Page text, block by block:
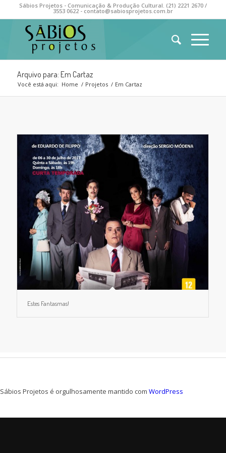
Sábios Projetos - Comunicação & Produção Cultural. (21) 2221 2670 /
3553 0622 - contato@sabiosprojetos.com.br
Arquivo para: Em Cartaz
Você está aqui: Home / Projetos / Em Cartaz
Estes Fantasmas!
Sábios Projetos é orgulhosamente mantido com WordPress